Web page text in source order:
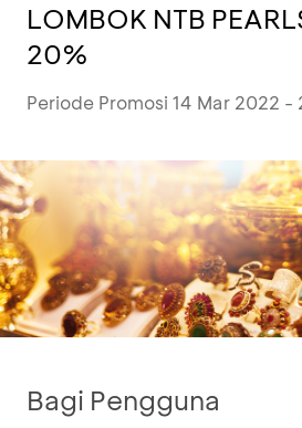
LOMBOK NTB
20%
Periode Promosi 14 Mar 2022 -
Bagi Pengguna